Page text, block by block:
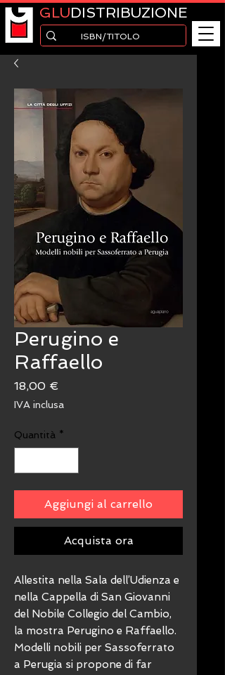
GLUDISTRIBUZIONE
Perugino e
Raffaello
18,00 €
IVA inclusa
Quantità *
Aggiungi al carrello
Acquista ora
Allestita nella Sala dell’Udienza e
nella Cappella di San Giovanni
del Nobile Collegio del Cambio,
la mostra Perugino e Raffaello.
Modelli nobili per Sassoferrato
a Perugia si propone di far